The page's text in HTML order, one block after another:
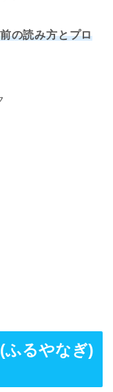
の読み方とプロ
ふるやなぎ)